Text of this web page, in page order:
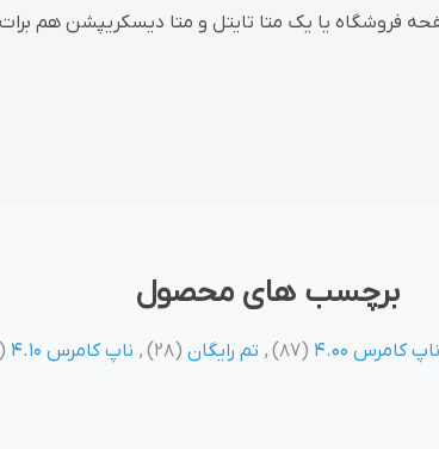
فروشگاه یا یک متا تایتل و متا دیسکریپشن هم
برچسب های محصول
ناپ کامرس 4.00 (87)
, تم رایگان (28)
, ناپ کامرس 4.10 (62)